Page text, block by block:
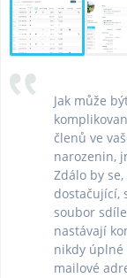
Jak může
členů ve
narozenin,
Zdálo by
dostačující,
soubor
nastávají
nikdy úplné
mailové